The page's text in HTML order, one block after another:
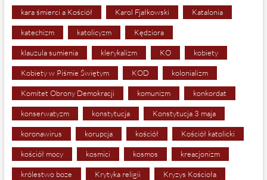
kara śmierci a Kościół Karol Fjałkowski Katalonia
katechizm katolicyzm Kędziora
klauzula sumienia klerykalizm KO kobiety
Kobiety w Piśmie Świętym KOD kolonializm
Komitet Obrony Demokracji komunizm konkordat
konserwatyzm konstytucja Konstytucja 3 maja
koronawirus korupcja kościół Kościół katolicki
kościół mocy kosmici kosmos kreacjonizm
królestwo boze Krytyka religii Kryzys Kościoła